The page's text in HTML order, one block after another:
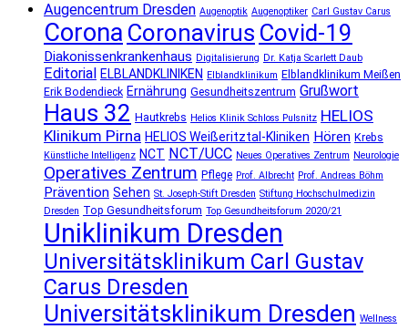
Augencentrum Dresden Augenoptik Augenoptiker Carl Gustav Carus
Corona Coronavirus Covid-19
Diakonissenkrankenhaus Digitalisierung Dr. Katja Scarlett Daub
Editorial ELBLANDKLINIKEN Elblandklinikum Elblandklinikum Meißen
Erik Bodendieck Ernährung Gesundheitszentrum Grußwort
Haus 32 Hautkrebs Helios Klinik Schloss Pulsnitz HELIOS
Klinikum Pirna HELIOS Weißeritztal-Kliniken Hören Krebs
Künstliche Intelligenz NCT NCT/UCC Neues Operatives Zentrum Neurologie
Operatives Zentrum Pflege Prof. Albrecht Prof. Andreas Böhm
Prävention Sehen St. Joseph-Stift Dresden Stiftung Hochschulmedizin
Dresden Top Gesundheitsforum Top Gesundheitsforum 2020/21
Uniklinikum Dresden
Universitätsklinikum Carl Gustav
Carus Dresden
Universitätsklinikum Dresden Wellness